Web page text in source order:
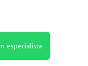
especialista